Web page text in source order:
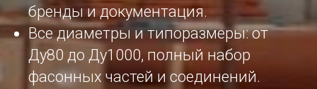
бренды и документация.
Все диаметры и типоразмеры: от
Ду80 до Ду1000, полный набор
фасонных частей и соединений.